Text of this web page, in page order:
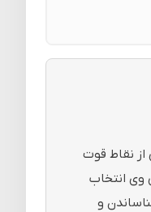
نقاط قوت
وی انتخاب
و